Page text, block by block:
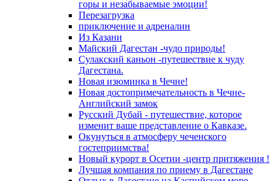
горы и незабываемые эмоции!
Перезагрузка
приключение и адреналин
Из Казани
Майский Дагестан -чудо природы!
Сулакский каньон -путешествие к чуду
Дагестана.
Новая изюминка в Чечне!
Новая достопримечательность в Чечне-
Английский замок
Русский Дубай - путешествие, которое
изменит ваше представление о Кавказе.
Окунуться в атмосферу чеченского
гостеприимства!
Новый курорт в Осетии -центр притяжения !
Лучшая компания по приему в Дагестане